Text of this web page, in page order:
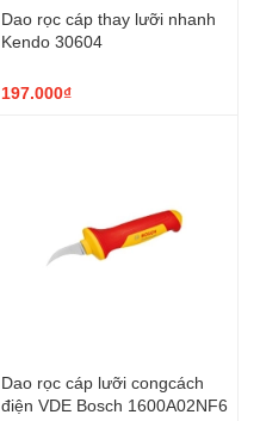
Dao rọc cáp thay lưỡi nhanh
Kendo 30604
197.000₫
Dao rọc cáp lưỡi congcách
điện VDE Bosch 1600A02NF6